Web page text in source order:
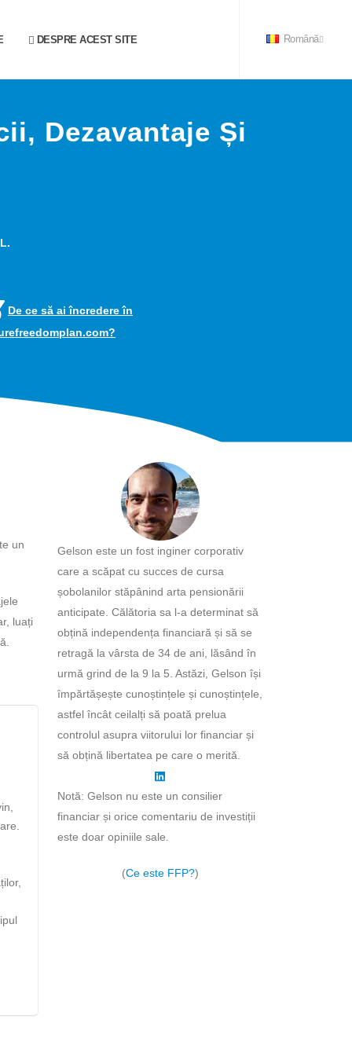
DESPRE ACEST SITE Română
Dezavantaje Și
De ce să ai încredere în
un
luați
Gelson este un fost inginer corporativ
care a scăpat cu succes de cursa
șobolanilor stăpânind arta pensionării
anticipate. Călătoria sa l-a determinat să
obțină independența financiară și să se
retragă la vârsta de 34 de ani, lăsând în
urmă grind de la 9 la 5. Astăzi, Gelson își
împărtășește cunoștințele și cunoștințele,
astfel încât ceilalți să poată prelua
controlul asupra viitorului lor financiar și
să obțină libertatea pe care o merită.
Notă: Gelson nu este un consilier
financiar și orice comentariu de investiții
este doar opiniile sale.
(Ce este FFP?)